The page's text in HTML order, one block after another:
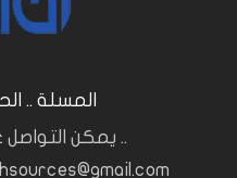
المسلة ..
.. يمكن التواصل